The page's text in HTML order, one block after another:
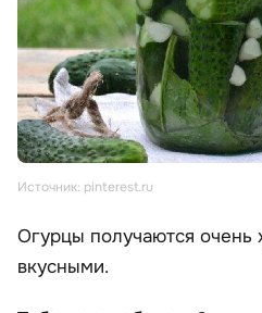
Источник: pinterest.ru
Огурцы получаются очень
вкусными.